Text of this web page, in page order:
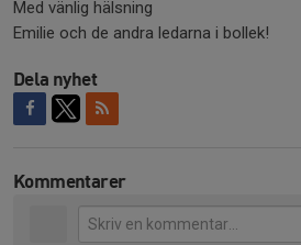
Med vänlig hälsning
Emilie och de andra ledarna i bollek!
Dela nyhet
Kommentarer